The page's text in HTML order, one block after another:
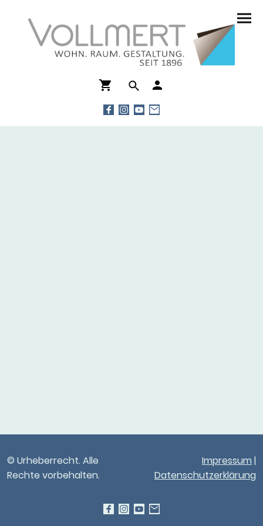
© Urheberrecht. Alle
Rechte vorbehalten.
Impressum |
Datenschutzerklärung